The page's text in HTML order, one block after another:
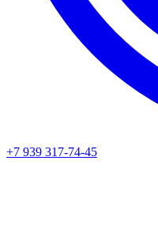
+7 939 317-74-45